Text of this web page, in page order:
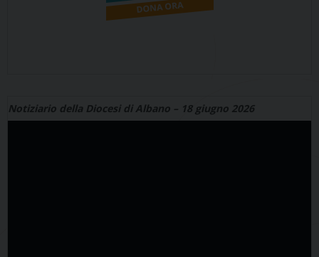
Notiziario della Diocesi di Albano – 18 giugno 2026